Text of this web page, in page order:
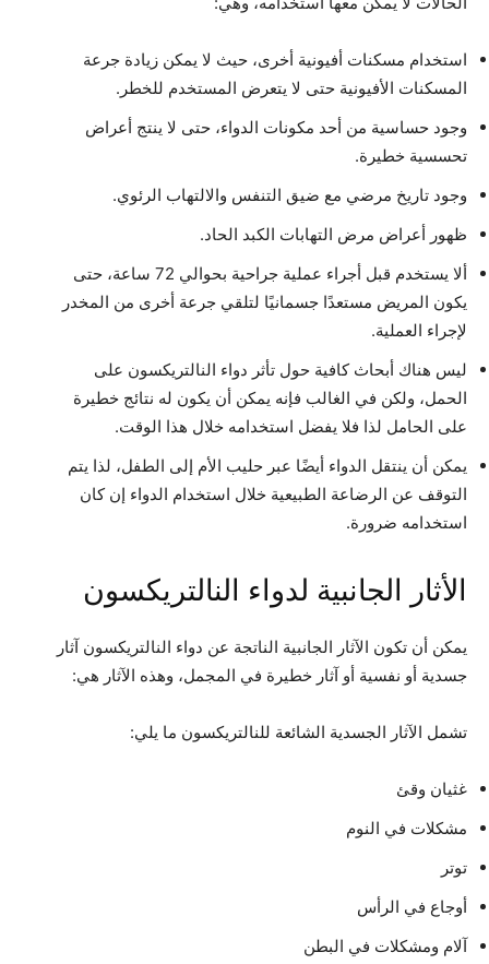
استخدام مسكنات أفيونية أخرى، حيث لا يمكن زيادة جرعة
المسكنات الأفيونية حتى لا يتعرض المستخدم للخطر.
وجود حساسية من أحد مكونات الدواء، حتى لا ينتج أعراض
تحسسية خطيرة.
وجود تاريخ مرضي مع ضيق التنفس والالتهاب الرئوي.
ظهور أعراض مرض التهابات الكبد الحاد.
ألا يستخدم قبل أجراء عملية جراحية بحوالي 72 ساعة، حتى
يكون المريض مستعدًا جسمانيًا لتلقي جرعة أخرى من المخدر
لإجراء العملية.
ليس هناك أبحاث كافية حول تأثر دواء النالتريكسون على
الحمل، ولكن في الغالب فإنه يمكن أن يكون له نتائج خطيرة
على الحامل لذا فلا يفضل استخدامه خلال هذا الوقت.
يمكن أن ينتقل الدواء أيضًا عبر حليب الأم إلى الطفل، لذا يتم
التوقف عن الرضاعة الطبيعية خلال استخدام الدواء إن كان
استخدامه ضرورة.
الأثار الجانبية لدواء النالتريكسون
يمكن أن تكون الآثار الجانبية الناتجة عن دواء النالتريكسون آثار
جسدية أو نفسية أو آثار خطيرة في المجمل، وهذه الآثار هي:
تشمل الآثار الجسدية الشائعة للنالتريكسون ما يلي:
غثيان وقئ
مشكلات في النوم
توتر
أوجاع في الرأس
آلام ومشكلات في البطن